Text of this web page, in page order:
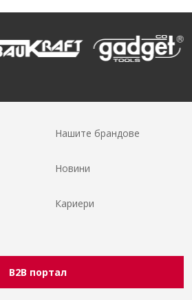
Нашите брандове
Новини
Кариери
B2B портал